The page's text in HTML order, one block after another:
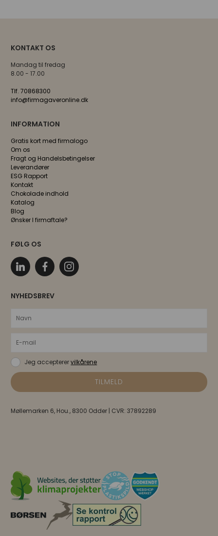
KONTAKT OS
Mandag til fredag
8.00 - 17.00
Tlf. 70868300
info@firmagaveronline.dk
INFORMATION
Gratis kort med firmalogo
Om os
Fragt og Handelsbetingelser
Leverandører
ESG Rapport
Kontakt
Chokolade indhold
Katalog
Blog
Ønsker I firmaftale?
FØLG OS
NYHEDSBREV
Jeg accepterervilkårene
Møllemarken 6, Hou., 8300 Odder | CVR: 37892289